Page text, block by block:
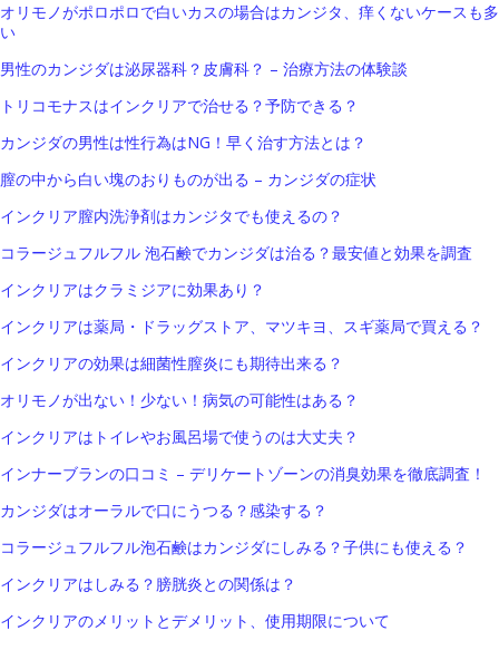
オリモノがポロポロで白いカスの場合はカンジタ、痒くないケースも多
い
男性のカンジダは泌尿器科？皮膚科？ – 治療方法の体験談
トリコモナスはインクリアで治せる？予防できる？
カンジダの男性は性行為はNG！早く治す方法とは？
膣の中から白い塊のおりものが出る – カンジダの症状
インクリア膣内洗浄剤はカンジタでも使えるの？
コラージュフルフル 泡石鹸でカンジダは治る？最安値と効果を調査
インクリアはクラミジアに効果あり？
インクリアは薬局・ドラッグストア、マツキヨ、スギ薬局で買える？
インクリアの効果は細菌性膣炎にも期待出来る？
オリモノが出ない！少ない！病気の可能性はある？
インクリアはトイレやお風呂場で使うのは大丈夫？
インナーブランの口コミ – デリケートゾーンの消臭効果を徹底調査！
カンジダはオーラルで口にうつる？感染する？
コラージュフルフル泡石鹸はカンジダにしみる？子供にも使える？
インクリアはしみる？膀胱炎との関係は？
インクリアのメリットとデメリット、使用期限について